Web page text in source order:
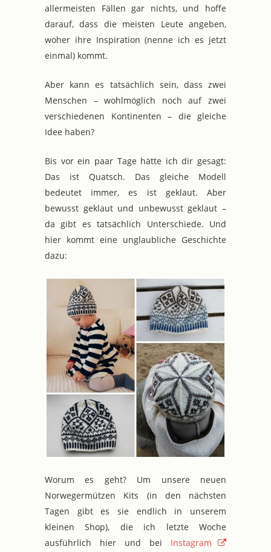
allermeisten Fällen gar nichts, und hoffe
darauf, dass die meisten Leute angeben,
woher ihre Inspiration (nenne ich es jetzt
einmal) kommt.
Aber kann es tatsächlich sein, dass zwei
Menschen – wohlmöglich noch auf zwei
verschiedenen Kontinenten – die gleiche
Idee haben?
Bis vor ein paar Tage hätte ich dir gesagt:
Das ist Quatsch. Das gleiche Modell
bedeutet immer, es ist geklaut. Aber
bewusst geklaut und unbewusst geklaut –
da gibt es tatsächlich Unterschiede. Und
hier kommt eine unglaubliche Geschichte
dazu:
Worum es geht? Um unsere neuen
Norwegermützen Kits (in den nächsten
Tagen gibt es sie endlich in unserem
kleinen Shop), die ich letzte Woche
ausführlich hier und bei Instagram